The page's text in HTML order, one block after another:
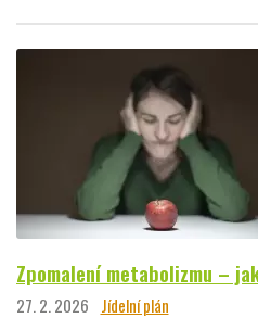
Zpomalení metabolizmu –
27. 2. 2026 Jídelní plán